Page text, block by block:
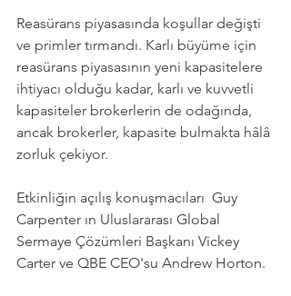
Reasürans piyasasında koşullar değişti
ve primler tırmandı. Karlı büyüme için
reasürans piyasasının yeni kapasitelere
ihtiyacı olduğu kadar, karlı ve kuvvetli
kapasiteler brokerlerin de odağında,
ancak brokerler, kapasite bulmakta hâlâ
zorluk çekiyor.
Etkinliğin açılış konuşmacıları  Guy
Carpenter ın Uluslararası Global
Sermaye Çözümleri Başkanı Vickey
Carter ve QBE CEO'su Andrew Horton.